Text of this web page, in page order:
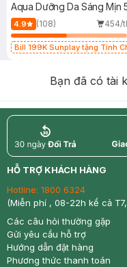
Aqua Dưỡng Da Sáng Mịn
4.9 (108)
454/
Bill 199K Sunplay tặng Tinh
Bạn đã có tài
return
HỖ TRỢ KHÁCH HÀNG
Hotline: 1800 6324
(Miễn phí , 08-22h kể cả
Các câu hỏi thường gặp
Gửi yêu cầu hỗ trợ
Hướng dẫn đặt hàng
Phương thức thanh toán